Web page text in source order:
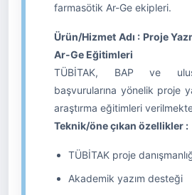
farmasötik Ar-Ge ekipleri.
Ürün/Hizmet Adı : Proje
Ar-Ge Eğitimleri
TÜBİTAK, BAP ve
başvurularına yönelik proje
araştırma eğitimleri
Teknik/öne çıkan özellikler :
TÜBİTAK proje
Akademik yazım desteği